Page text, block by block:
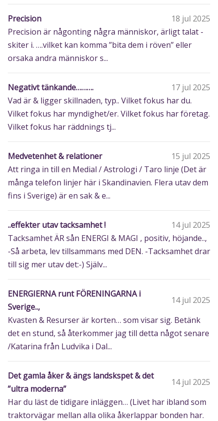
Precision
18 jul 2025
Precision är någonting några människor, ärligt talat -
skiter i. ….vilket kan komma ”bita dem i röven” eller
orsaka andra människor s...
Negativt tänkande……….
17 jul 2025
Vad är & ligger skillnaden, typ.. Vilket fokus har du.
Vilket fokus har myndighet/er. Vilket fokus har företag.
Vilket fokus har räddnings tj...
Medvetenhet & relationer
15 jul 2025
Att ringa in till en Medial / Astrologi / Taro linje (Det är
många telefon linjer här i Skandinavien. Flera utav dem
fins i Sverige) är en sak & e...
..effekter utav tacksamhet !
14 jul 2025
Tacksamhet ÄR sån ENERGI & MAGI , positiv, höjande..,
-Så arbeta, lev tillsammans med DEN. -Tacksamhet drar
till sig mer utav det:-) Själv...
ENERGIERNA runt FÖRENINGARNA i
Sverige..,
14 jul 2025
Kvasten & Resurser är korten… som visar sig. Betänk
det en stund, så återkommer jag till detta något senare
/Katarina från Ludvika i Dal...
Det gamla åker & ängs landskspet & det
”ultra moderna”
14 jul 2025
Har du läst de tidigare inläggen… (Livet har ibland som
traktorvägar mellan alla olika åkerlappar bonden har.